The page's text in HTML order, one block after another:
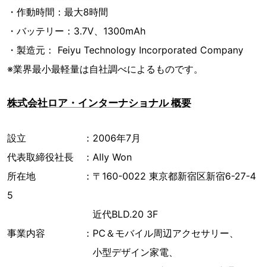
・作動時間：最大8時間
・バッテリー：3.7V、1300mAh
・製造元： Feiyu Technology Incorporated Company
※業界最小最軽量は自社調べによるものです。
株式会社ロア・インターナショナル 概要
設立 ：2006年7月
代表取締役社長 ：Ally Won
所在地 ：〒160-0022 東京都新宿区新宿6-27-4
5
近代BLD.20 3F
事業内容 ：PC＆モバイル周辺アクセサリー、
小型デザイン家電、